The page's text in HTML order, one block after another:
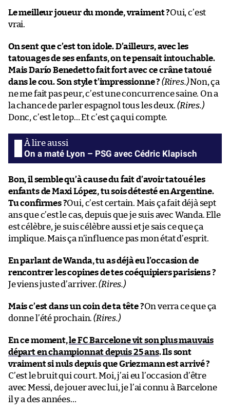
Le meilleur joueur du monde, vraiment ?Oui, c’est
vrai.
On sent que c’est ton idole. D’ailleurs, avec les
tatouages de ses enfants, on te pensait intouchable.
Mais Darío Benedetto fait fort avec ce crâne tatoué
dans le cou. Son style t’impressionne ? (Rires.)Non, ça
ne me fait pas peur, c’est une concurrence saine. On a
la chance de parler espagnol tous les deux.(Rires.)
Donc, c’est le top… Et c’est ça qui compte.
On a maté Lyon – PSG avec Cédric Klapisch
Bon, il semble qu’à cause du fait d’avoir tatoué les
enfants de Maxi López, tu sois détesté en Argentine.
Tu confirmes ?Oui, c’est certain. Mais ça fait déjà sept
ans que c’est le cas, depuis que je suis avec Wanda. Elle
est célèbre, je suis célèbre aussi et je sais ce que ça
implique. Mais ça n’influence pas mon état d’esprit.
En parlant de Wanda, tu as déjà eu l’occasion de
rencontrer les copines de tes coéquipiers parisiens ?
Je viens juste d’arriver.(Rires.)
Mais c’est dans un coin de ta tête ?On verra ce que ça
donne l’été prochain.(Rires.)
En ce moment,le FC Barcelone vit son plus mauvais
départ en championnat depuis 25 ans. Ils sont
vraiment si nuls depuis que Griezmann est arrivé ?
C’est le bruit qui court. Moi, j’ai eu l’occasion d’être
avec Messi, de jouer avec lui, je l’ai connu à Barcelone
il y a des années…